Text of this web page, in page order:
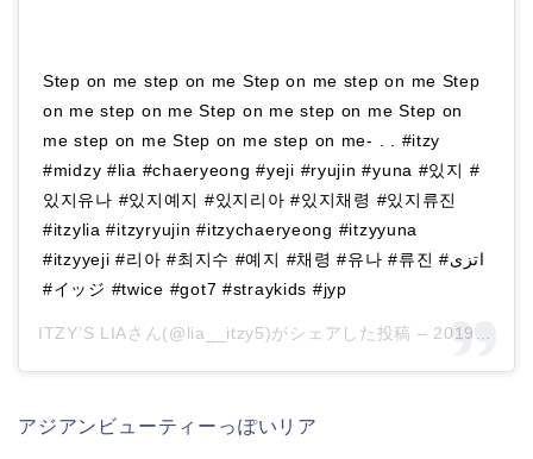
Step on me step on me Step on me step on me Step
on me step on me Step on me step on me Step on
me step on me Step on me step on me- . . #itzy
#midzy #lia #chaeryeong #yeji #ryujin #yuna #있지 #
있지유나 #있지예지 #있지리아 #있지채령 #있지류진
#itzylia #itzyryujin #itzychaeryeong #itzyyuna
#itzyyeji #리아 #최지수 #예지 #채령 #유나 #류진 #اتزی
#イッジ #twice #got7 #straykids #jyp
ITZY’S LIAさん(@lia__itzy5)がシェアした投稿 – 2019年10月月3日午前10時55分PDT
アジアンビューティーっぽいリア